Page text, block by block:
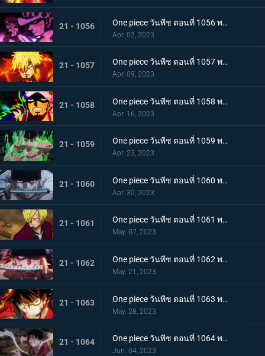
21 - 1056 One piece วันพีช ตอนที่ 1056 พากย์ไทย การโต้กลับ! ท่าผสานของคิดกับลอว์โต้กลับ
Apr. 02, 2023
21 - 1057 One piece วันพีช ตอนที่ 1057 พากย์ไทย เพื่อลูฟี่ คำสาบานของซันจิกับโซโร
Apr. 09, 2023
21 - 1058 One piece วันพีช ตอนที่ 1058 พากย์ไทย การจู่โจมของนักบวชเพลิงผลาญ เงื้อมมือปีศาจของโอโรจิที่คืบคลานเข้ามา
Apr. 16, 2023
21 - 1059 One piece วันพีช ตอนที่ 1059 พากย์ไทย โซโลตกที่นั่งลำบาก สัตว์ประหลาดคิงแห่งอัคคีภัย
Apr. 23, 2023
21 - 1060 One piece วันพีช ตอนที่ 1060 พากย์ไทย ความลับของเอ็นมะ ดาบปีศาจที่ฝากไว้กับโซโล
Apr. 30, 2023
21 - 1061 One piece วันพีช ตอนที่ 1061 พากย์ไทย หนึ่งการโจมตีของเทพอสูร ซันจิ ปะทะ ควีน
May. 07, 2023
21 - 1062 One piece วันพีช ตอนที่ 1062 พากย์ไทย วิชาสามดาบแห่งราชัน โซโล ปะทะ คิง
May. 21, 2023
21 - 1063 One piece วันพีช ตอนที่ 1063 พากย์ไทย ลูฟี่กระฉับกระเฉง จุดหักเหของยุคสมัยใหม่
May. 28, 2023
21 - 1064 One piece วันพีช ตอนที่ 1064 พากย์ไทย มังกรเมาแปดทิศ มังกรไร้ระเบียบที่เข้าประชิดลูฟี่
Jun. 04, 2023